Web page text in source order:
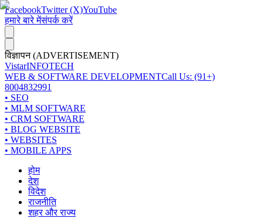
FacebookTwitter (X)YouTube
हमारे बारे मेंसंपर्क करें
विज्ञापन (ADVERTISEMENT)
VistarINFOTECH
WEB & SOFTWARE DEVELOPMENTCall Us: (91+)
8004832991
• SEO
• MLM SOFTWARE
• CRM SOFTWARE
• BLOG WEBSITE
• WEBSITES
• MOBILE APPS
होम
देश
विदेश
राजनीति
शहर और राज्य